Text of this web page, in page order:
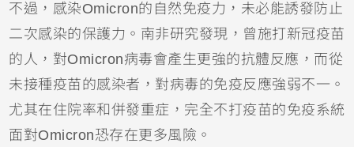
不過，感染Omicron的自然免疫力，未必能誘發防止
二次感染的保護力。南非研究發現，曾施打新冠疫苗
的人，對Omicron病毒會產生更強的抗體反應，而從
未接種疫苗的感染者，對病毒的免疫反應強弱不一。
尤其在住院率和併發重症，完全不打疫苗的免疫系統
面對Omicron恐存在更多風險。